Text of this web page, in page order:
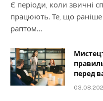
Є періоди, коли звичні
працюють. Те, що раніше
раптом…
перед